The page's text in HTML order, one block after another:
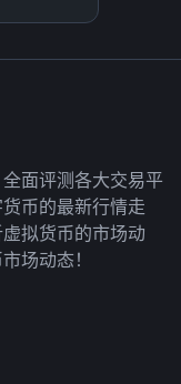
面评测各大交易平
币的最新行情走
拟货币的市场动
场动态！